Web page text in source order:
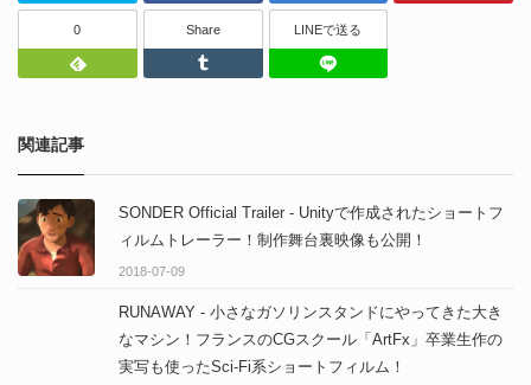
0
Feedly
Share
Tumblr
LINEで送る
関連記事
SONDER Official Trailer - Unityで作成されたショートフ
ィルムトレーラー！制作舞台裏映像も公開！
2018-07-09
RUNAWAY - 小さなガソリンスタンドにやってきた大き
なマシン！フランスのCGスクール「ArtFx」卒業生作の
実写も使ったSci-Fi系ショートフィルム！